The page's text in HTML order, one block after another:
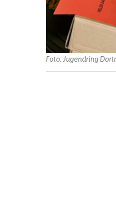
Foto: Jugendring